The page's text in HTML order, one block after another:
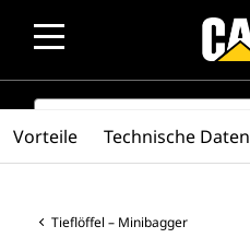
SEARCH
Tieflöffel – Minibagger
Vorteile Technische Daten